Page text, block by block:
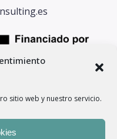
sitio web y nuestro servicio.